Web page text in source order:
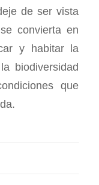
de ser vista
convierta en
y habitar la
biodiversidad
que